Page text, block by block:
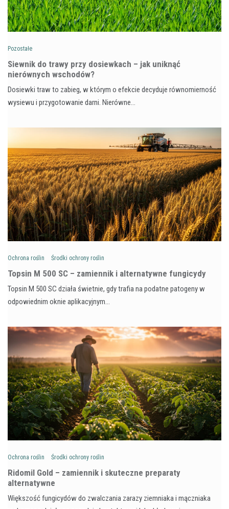
Pozostałe
Siewnik do trawy przy dosiewkach – jak uniknąć
nierównych wschodów?
Dosiewki traw to zabieg, w którym o efekcie decyduje równomierność
wysiewu i przygotowanie darni. Nierówne…
Ochrona roślin Środki ochrony roślin
Topsin M 500 SC – zamiennik i alternatywne fungicydy
Topsin M 500 SC działa świetnie, gdy trafia na podatne patogeny w
odpowiednim oknie aplikacyjnym…
Ochrona roślin Środki ochrony roślin
Ridomil Gold – zamiennik i skuteczne preparaty
alternatywne
Większość fungicydów do zwalczania zarazy ziemniaka i mączniaka